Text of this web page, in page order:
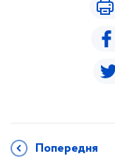
Попередня